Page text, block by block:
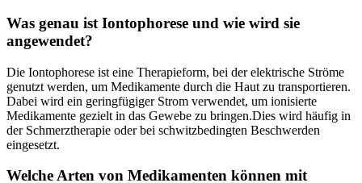
Was genau ist Iontophorese und wie wird‍ sie
angewendet?
Die Iontophorese ist ⁣eine Therapieform, bei⁢ der elektrische Ströme
genutzt werden, um Medikamente durch⁤ die⁢ Haut zu transportieren. ​
Dabei wird⁢ ein geringfügiger ⁣Strom ⁤verwendet, um ionisierte
Medikamente‍ gezielt in⁤ das‍ Gewebe zu bringen.Dies wird häufig in
der Schmerztherapie oder bei ⁢schwitzbedingten Beschwerden​
eingesetzt.
Welche Arten ​von Medikamenten ​können mit